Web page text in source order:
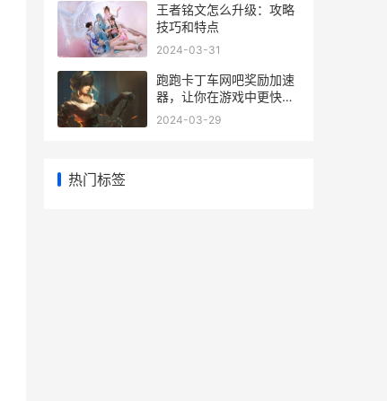
王者铭文怎么升级：攻略
技巧和特点
2024-03-31
跑跑卡丁车网吧奖励加速
器，让你在游戏中更快获
得奖励
2024-03-29
热门标签